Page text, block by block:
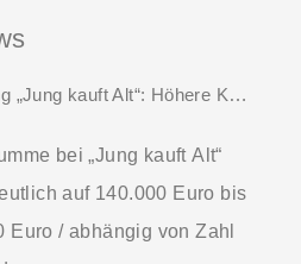
KfW-Förderung „Jung kauft Alt“: Höhere Kredite ab August 2026
bei „Jung kauft Alt“
auf 140.000 Euro bis
Euro / abhängig von Zahl